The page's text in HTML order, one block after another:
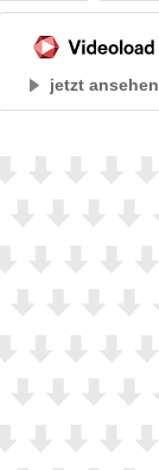
jetzt ansehen